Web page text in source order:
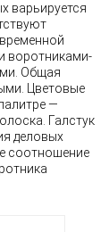
варьируется
воротниками-
Общая
Цветовые
—
Галстук
деловых
соотношение